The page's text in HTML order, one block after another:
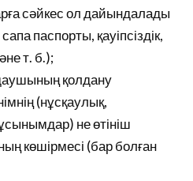
сәйкес ол дайындалады
паспорты, қауіпсіздік,
т. б.);
қолдану
(нұсқаулық,
не өтініш
көшірмесі (бар болған